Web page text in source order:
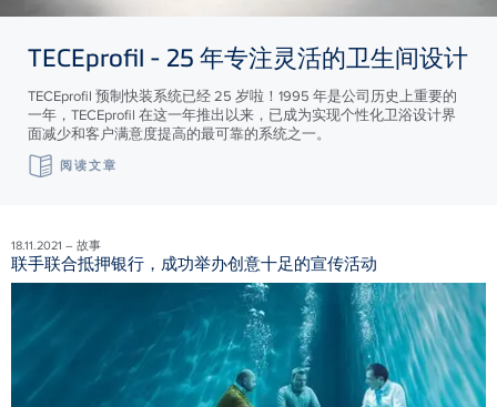
TECEprofil - 25 年专注灵活的卫生间设计
TECEprofil 预制快装系统已经 25 岁啦！1995 年是公司历史上重要的
一年，TECEprofil 在这一年推出以来，已成为实现个性化卫浴设计界
面减少和客户满意度提高的最可靠的系统之一。
阅读文章
18.11.2021 – 故事
联手联合抵押银行，成功举办创意十足的宣传活动